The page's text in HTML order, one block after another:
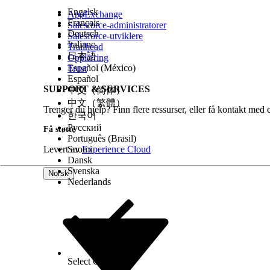
vanskeligere å finne bestemte endringssett i
arbeidsflytaktivitet konsulterer brukere
endringssettlisten, og den nye Historikk-fanen
innsendinger, valideringer, godkjenninger og
Hvordan:For å filtrere endringssetttabellen etter
endringssett. Hvis du vil filtrere etter
distribusjon, bruker dustatus-filteret. Hvis du vil
endringssettnavnet for å åpne modalen, og
Spore rapportbehandlingsstatus i forpliktelses-
Hvor:Denne endringen gjelder for Salesforce Spiff.
Tidligere var det ingen måte å si fra en
Administratorer og ledere hadde ingen innsikt i
dataendring, noe som gjorde det vanskeligere å
Behandlingsstatus og Siste vellykkede kjøring,
den gjeldende beregningsstatusen til rapporten.
AppExchange
Salesforce-administratorer
Salesforce-utviklere
Trailhead
Opplæring
Trust
SUPPORT & SERVICES
Trenger du hjelp? Finn flere ressurser, eller få kontakt med
Få støtte
Levert avExperience Cloud
Norsk
Engelsk
Français
Deutsch
Italiano
日本語
Español (México)
Español
中文（简体）
中文（繁體）
한국어
Русский
Português (Brasil)
Suomi
Dansk
Svenska
Nederlands
Select Org